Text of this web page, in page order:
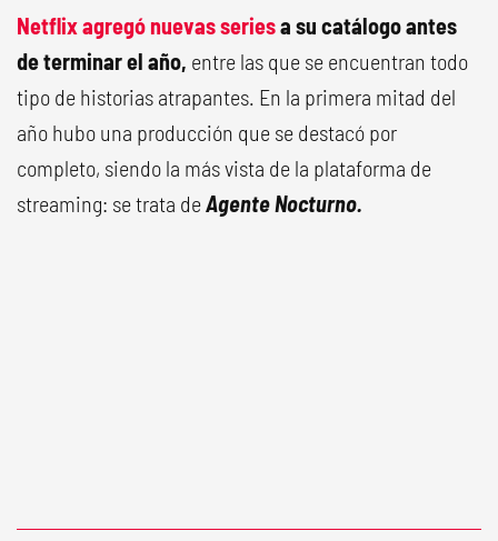
Netflix agregó nuevas seriesa su catálogo antes
de terminar el año, entre las que se encuentran todo
tipo de historias atrapantes. En la primera mitad del
año hubo una producción que se destacó por
completo, siendo la más vista de la plataforma de
streaming: se trata deAgente Nocturno.